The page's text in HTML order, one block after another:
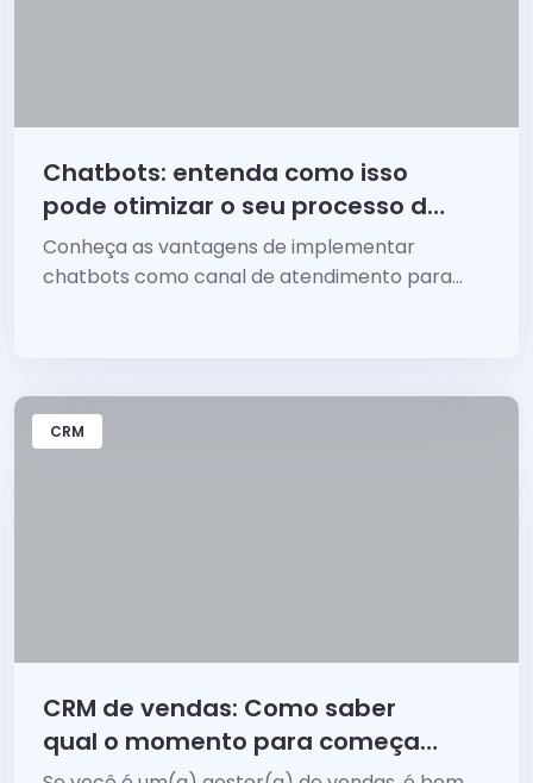
Chatbots: entenda como isso
pode otimizar o seu processo de
vendas
Conheça as vantagens de implementar
chatbots como canal de atendimento para
CRM
CRM de vendas: Como saber
qual o momento para começar
a usar na sua empresa?